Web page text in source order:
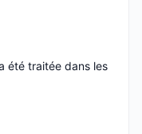
été traitée dans les